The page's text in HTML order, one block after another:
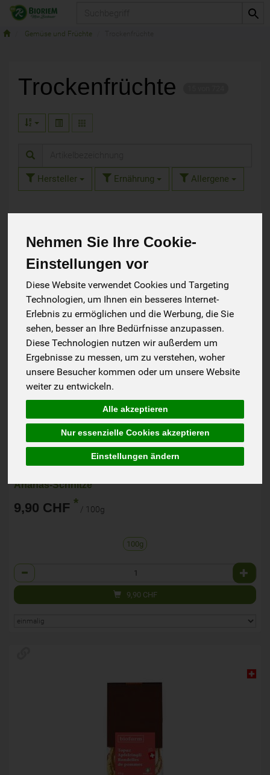
Nehmen Sie Ihre Cookie-
Einstellungen vor
Diese Website verwendet Cookies und Targeting
Technologien, um Ihnen ein besseres Internet-
Erlebnis zu ermöglichen und die Werbung, die Sie
sehen, besser an Ihre Bedürfnisse anzupassen.
Diese Technologien nutzen wir außerdem um
Ergebnisse zu messen, um zu verstehen, woher
unsere Besucher kommen oder um unsere Website
weiter zu entwickeln.
Alle akzeptieren
Nur essenzielle Cookies akzeptieren
Einstellungen ändern
Gemüse und Früchte
Trockenfrüchte
Hersteller Ernährung Allergene
GHA
Ananas-Schnitze
9,90 CHF * / 100g
100g
Anzahl
9,90 CHF